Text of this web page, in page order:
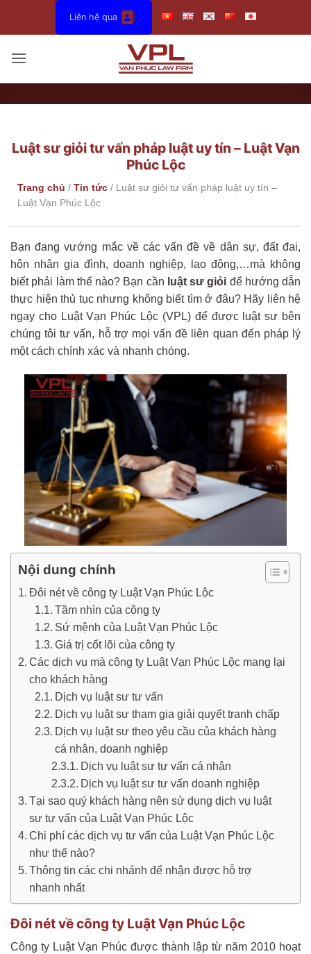
dung
Liên hệ qua
Luật sư giỏi tư vấn pháp luật uy tín – Luật Vạn
Phúc Lộc
Trang chủ / Tin tức / Luật sư giỏi tư vấn pháp luật uy tín –
Luật Vạn Phúc Lộc
Bạn đang vướng mắc về các vấn đề về dân sự, đất đai,
hôn nhân gia đình, doanh nghiệp, lao động,…mà không
biết phải làm thế nào? Bạn cần luật sư giỏi để hướng dẫn
thực hiện thủ tục nhưng không biết tìm ở đâu? Hãy liên hệ
ngay cho Luật Vạn Phúc Lộc (VPL) để được luật sư bên
chúng tôi tư vấn, hỗ trợ mọi vấn đề liên quan đến pháp lý
một cách chính xác và nhanh chóng.
Nội dung chính
Đôi nét về công ty Luật Vạn Phúc Lộc
Tầm nhìn của công ty
Sứ mệnh của Luật Vạn Phúc Lộc
Giá trị cốt lõi của công ty
Các dịch vụ mà công ty Luật Vạn Phúc Lộc mang lại
cho khách hàng
Dịch vụ luật sư tư vấn
Dịch vụ luật sư tham gia giải quyết tranh chấp
Dịch vụ luật sư theo yêu cầu của khách hàng
cá nhân, doanh nghiệp
Dịch vụ luật sư tư vấn cá nhân
Dịch vụ luật sư tư vấn doanh nghiệp
Tại sao quý khách hàng nên sử dụng dịch vụ luật
sư tư vấn của Luật Vạn Phúc Lộc
Chi phí các dịch vụ tư vấn của Luật Vạn Phúc Lộc
như thế nào?
Thông tin các chi nhánh để nhận được hỗ trợ
nhanh nhất
Đôi nét về công ty Luật Vạn Phúc Lộc
Công ty Luật Vạn Phúc được thành lập từ năm 2010 hoạt